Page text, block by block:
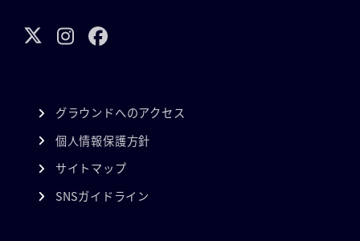
グラウンドへのアクセス
個人情報保護方針
サイトマップ
SNSガイドライン